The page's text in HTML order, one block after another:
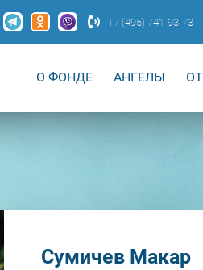
+7 (495) 741-93-73
О ФОНДЕ АНГЕЛЫ
Сумичев Макар